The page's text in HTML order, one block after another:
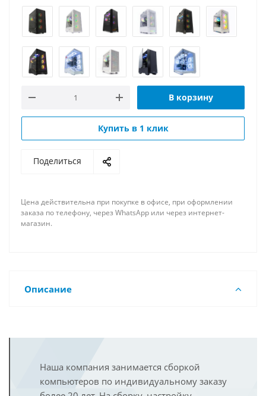
В корзину
Купить в 1 клик
Поделиться
Цена действительна при покупке в офисе, при оформлении
заказа по телефону, через WhatsApp или через интернет-
магазин.
Описание
Наша компания занимается сборкой
компьютеров по индивидуальному заказу